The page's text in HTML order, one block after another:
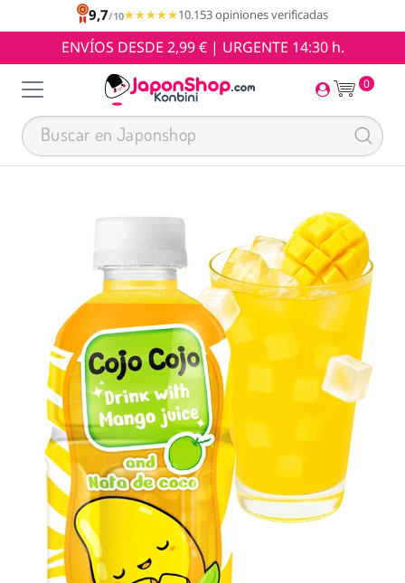
9,7/10★★★★★
★★★★★10.153 opiniones verificadas
ENVÍOS DESDE 2,99 € | URGENTE 14:30 h.
0